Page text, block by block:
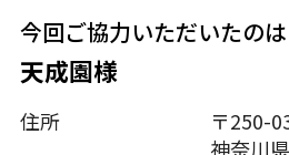
今回ご協⼒いただいたのは
天成園様
住所
〒250-
神奈川